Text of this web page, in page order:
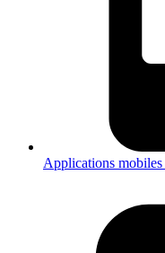
Applications mobiles